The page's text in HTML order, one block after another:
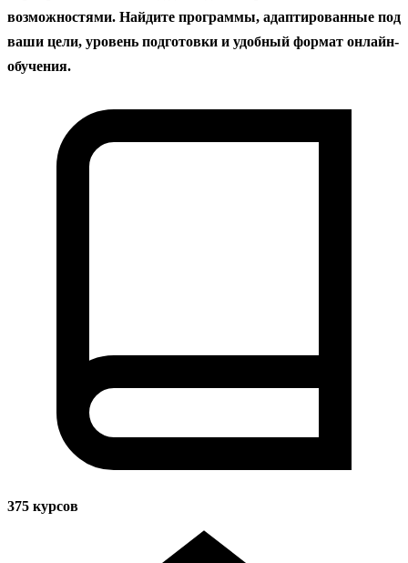
возможностями. Найдите программы, адаптированные под
ваши цели, уровень подготовки и удобный формат онлайн-
обучения.
375 курсов